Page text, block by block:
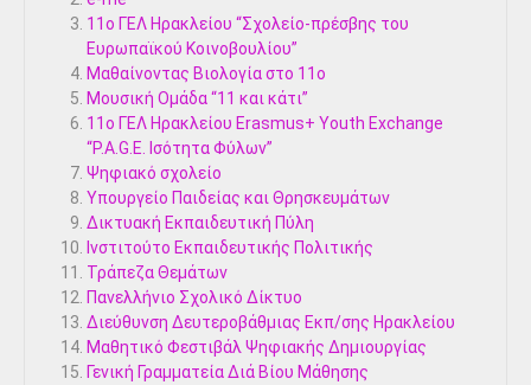
11ο ΓΕΛ Ηρακλείου “Σχολείο-πρέσβης του
Ευρωπαϊκού Κοινοβουλίου”
Μαθαίνοντας Βιολογία στο 11ο
Μουσική Ομάδα “11 και κάτι”
11ο ΓΕΛ Ηρακλείου Erasmus+ Youth Exchange
“P.A.G.E. Ισότητα Φύλων”
Ψηφιακό σχολείο
Υπουργείο Παιδείας και Θρησκευμάτων
Δικτυακή Εκπαιδευτική Πύλη
Ινστιτούτο Εκπαιδευτικής Πολιτικής
Τράπεζα Θεμάτων
Πανελλήνιο Σχολικό Δίκτυο
Διεύθυνση Δευτεροβάθμιας Εκπ/σης Ηρακλείου
Μαθητικό Φεστιβάλ Ψηφιακής Δημιουργίας
Γενική Γραμματεία Διά Βίου Μάθησης